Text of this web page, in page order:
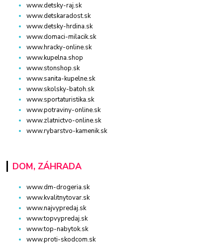
www.detsky-raj.sk
www.detskaradost.sk
www.detsky-hrdina.sk
www.domaci-milacik.sk
www.hracky-online.sk
www.kupelna.shop
www.stonshop.sk
www.sanita-kupelne.sk
www.skolsky-batoh.sk
www.sportaturistika.sk
www.potraviny-online.sk
www.zlatnictvo-online.sk
www.rybarstvo-kamenik.sk
DOM, ZÁHRADA
www.dm-drogeria.sk
www.kvalitnytovar.sk
www.najvypredaj.sk
www.topvypredaj.sk
www.top-nabytok.sk
www.proti-skodcom.sk